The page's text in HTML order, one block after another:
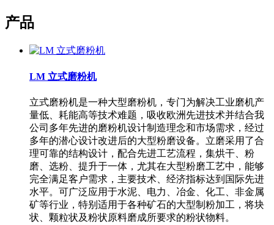
产品
LM 立式磨粉机
立式磨粉机是一种大型磨粉机，专门为解决工业磨机产
量低、耗能高等技术难题，吸收欧洲先进技术并结合我
公司多年先进的磨粉机设计制造理念和市场需求，经过
多年的潜心设计改进后的大型粉磨设备。立磨采用了合
理可靠的结构设计，配合先进工艺流程，集烘干、粉
磨、选粉、提升于一体，尤其在大型粉磨工艺中，能够
完全满足客户需求，主要技术、经济指标达到国际先进
水平。可广泛应用于水泥、电力、冶金、化工、非金属
矿等行业，特别适用于各种矿石的大型制粉加工，将块
状、颗粒状及粉状原料磨成所要求的粉状物料。